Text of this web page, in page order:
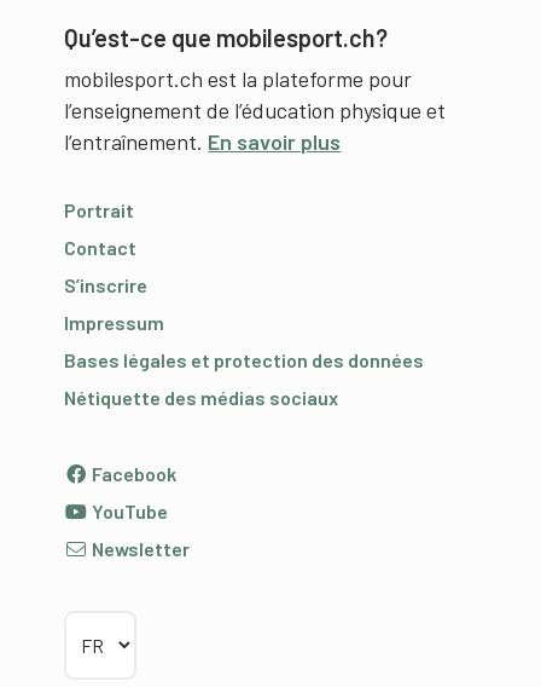
Qu’est-ce que mobilesport.ch?
mobilesport.ch est la plateforme pour
l’enseignement de l’éducation physique et
l’entraînement. En savoir plus
Portrait
Contact
S’inscrire
Impressum
Bases légales et protection des données
Nétiquette des médias sociaux
Facebook
YouTube
Newsletter